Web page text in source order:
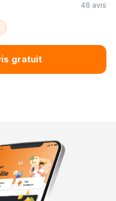
46 avis
gratuit